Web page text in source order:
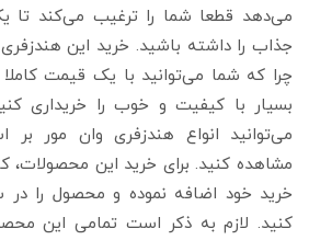
می‌‌دهد قطعا شما را ترغیب می‌کند تا
جذاب را داشته باشید. خرید این
چرا که شما می‌توانید با یک قیمت
بسیار با کیفیت و خوب را خریداری
می‌توانید انواع هندزفری وان مور
مشاهده کنید. برای خرید این محصولات،
خرید خود اضافه نموده و محصول را در
کنید. لازم به ذکر است تمامی این